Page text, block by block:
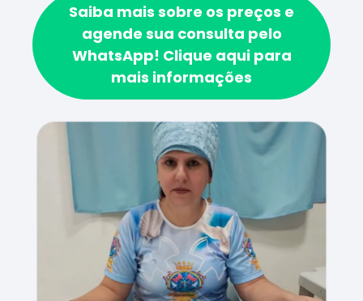
Saiba mais sobre os preços e
agende sua consulta pelo
WhatsApp! Clique aqui para
mais informações